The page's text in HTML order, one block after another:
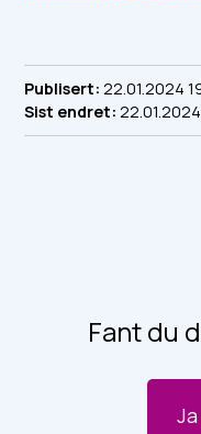
Publisert 22.01.2024
Sist endret
Fant du
Ja